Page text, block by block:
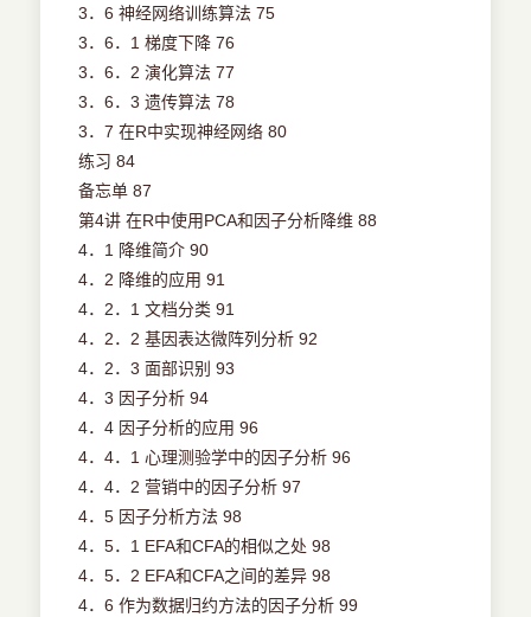
3．6 神经网络训练算法 75
3．6．1 梯度下降 76
3．6．2 演化算法 77
3．6．3 遗传算法 78
3．7 在R中实现神经网络 80
练习 84
备忘单 87
第4讲 在R中使用PCA和因子分析降维 88
4．1 降维简介 90
4．2 降维的应用 91
4．2．1 文档分类 91
4．2．2 基因表达微阵列分析 92
4．2．3 面部识别 93
4．3 因子分析 94
4．4 因子分析的应用 96
4．4．1 心理测验学中的因子分析 96
4．4．2 营销中的因子分析 97
4．5 因子分析方法 98
4．5．1 EFA和CFA的相似之处 98
4．5．2 EFA和CFA之间的差异 98
4．6 作为数据归约方法的因子分析 99